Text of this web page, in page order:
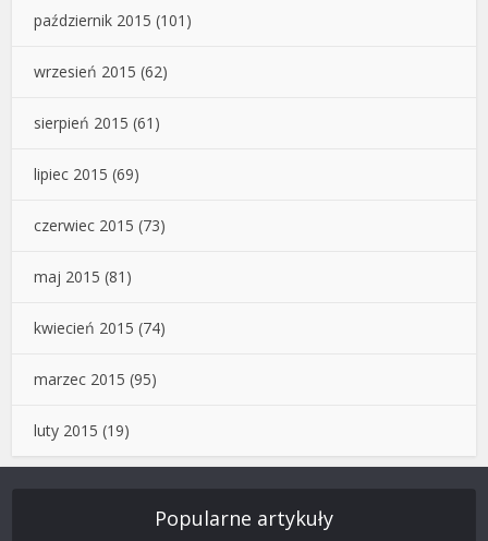
październik 2015 (101)
wrzesień 2015 (62)
sierpień 2015 (61)
lipiec 2015 (69)
czerwiec 2015 (73)
maj 2015 (81)
kwiecień 2015 (74)
marzec 2015 (95)
luty 2015 (19)
Popularne artykuły